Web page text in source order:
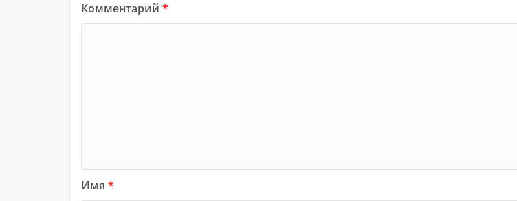
Комментарий *
Имя *